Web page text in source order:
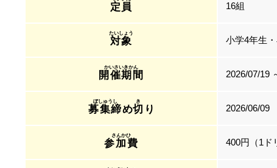
定員 16組
対象 小学4年生
開催期間 2026/07/19
募集締め切 り 2026/06/09
参加費 400円（1ド